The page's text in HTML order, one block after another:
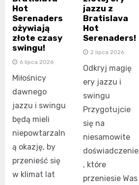
Hot
Serenaders
ożywiają
złote czasy
swingu!
6 lipca 2026
Miłośnicy
dawnego
jazzu i swingu
będą mieli
niepowtarzaln
ą okazję, by
przenieść się
w klimat lat
jazzu z
Bratislava
Hot
Serenaders!
2 lipca 2026
Odkryj magię
ery jazzu i
swingu
Przygotujcie
się na
niesamowite
doświadczenie
, które
przeniesie Was